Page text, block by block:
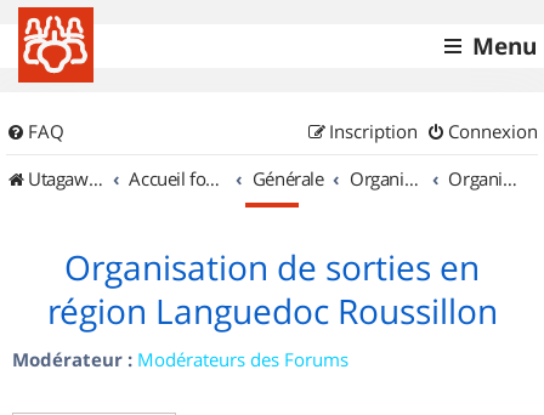
Menu
FAQ Connexion
Inscription
UtagawaVTT (Randos VTT et VTTAE avec traces GPS)
Accueil forum Générale Organisation de sorties & Recherche de partenaires Organisation de sorties en région Languedoc Roussillon
Organisation de sorties en
région Languedoc Roussillon
Modérateur : Modérateurs des Forums